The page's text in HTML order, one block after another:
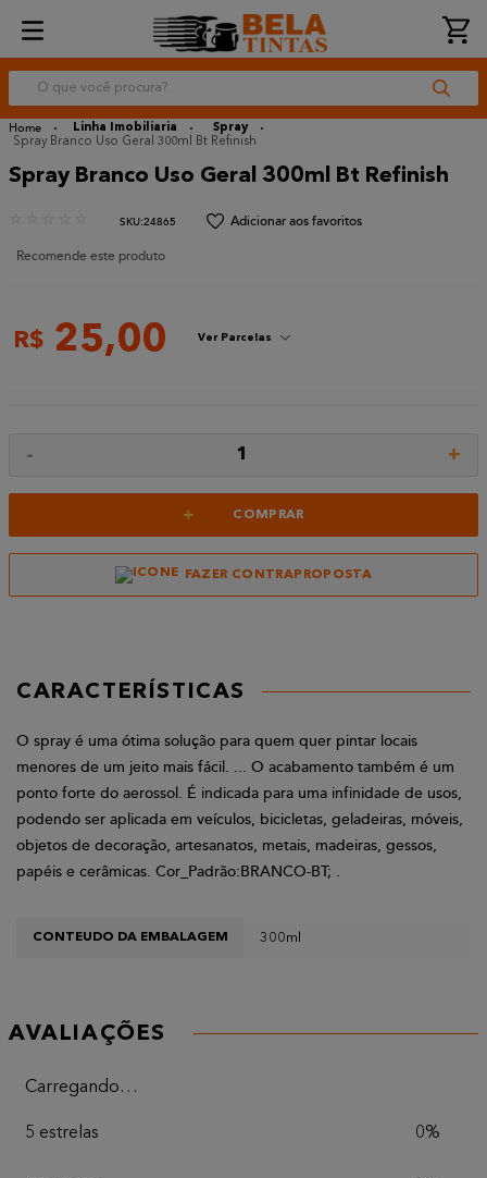
O que você procura?
Linha Imobiliaria
Spray
Spray Branco Uso Geral 300ml Bt Refinish
Spray Branco Uso Geral 300ml Bt Refinish
:24865
Recomende este produto
R$ 25,00 Ver Parcelas
- 1 +
+ COMPRAR
FAZER CONTRAPROPOSTA
CARACTERÍSTICAS
O spray é uma ótima solução para quem quer pintar locais
menores de um jeito mais fácil. ... O acabamento também é um
ponto forte do aerossol. É indicada para uma infinidade de usos,
podendo ser aplicada em veículos, bicicletas, geladeiras, móveis,
objetos de decoração, artesanatos, metais, madeiras, gessos,
papéis e cerâmicas. Cor_Padrão:BRANCO-BT; .
CONTEUDO DA EMBALAGEM 300ml
AVALIAÇÕES
Carregando…
5 estrelas 0%